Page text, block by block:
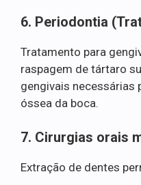
6. Periodontia
Tratamento para
raspagem de tártaro
gengivais necessárias
óssea da boca.
7. Cirurgias orais
Extração de dentes